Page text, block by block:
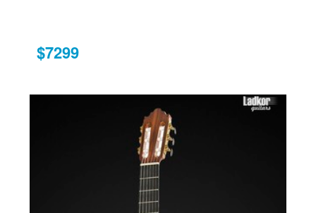
$7299